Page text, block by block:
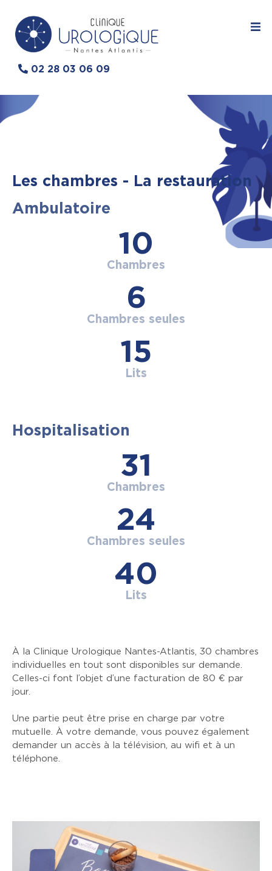
02 28 03 06 09
Les chambres - La restauration
Ambulatoire
Chambres
10
Chambres seules
6
Lits
15
Hospitalisation
Chambres
31
Chambres seules
24
Lits
40
À la Clinique Urologique Nantes-Atlantis, 30 chambres
individuelles en tout sont disponibles sur demande.
Celles-ci font l’objet d’une facturation de 80 € par
jour.
Une partie peut être prise en charge par votre
mutuelle. À votre demande, vous pouvez également
demander un accès à la télévision, au wifi et à un
téléphone.